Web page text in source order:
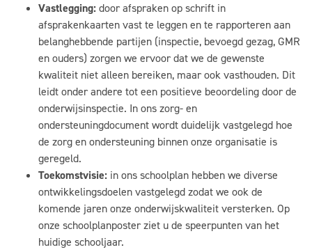
Vastlegging: door afspraken op schrift in
afsprakenkaarten vast te leggen en te rapporteren aan
belanghebbende partijen (inspectie, bevoegd gezag, GMR
en ouders) zorgen we ervoor dat we de gewenste
kwaliteit niet alleen bereiken, maar ook vasthouden. Dit
leidt onder andere tot een positieve beoordeling door de
onderwijsinspectie. In ons zorg- en
ondersteuningdocument wordt duidelijk vastgelegd hoe
de zorg en ondersteuning binnen onze organisatie is
geregeld.
Toekomstvisie: in ons schoolplan hebben we diverse
ontwikkelingsdoelen vastgelegd zodat we ook de
komende jaren onze onderwijskwaliteit versterken. Op
onze schoolplanposter ziet u de speerpunten van het
huidige schooljaar.